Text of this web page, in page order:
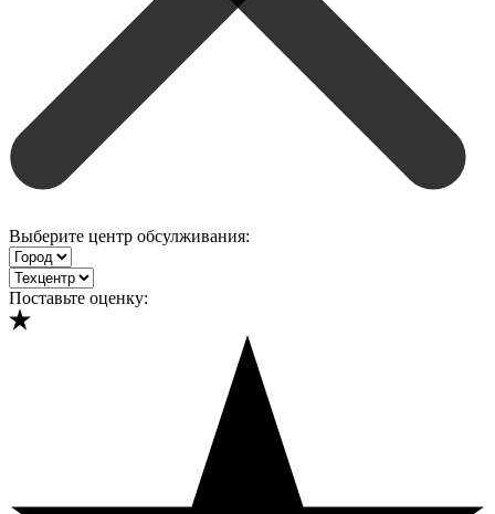
Выберите центр обсулживания:
Поставьте оценку: